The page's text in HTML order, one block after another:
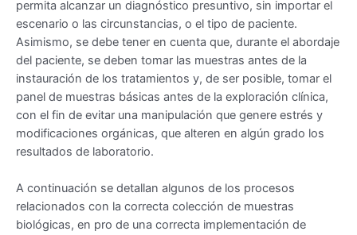
permita alcanzar un diagnóstico presuntivo, sin importar el
escenario o las circunstancias, o el tipo de paciente.
Asimismo, se debe tener en cuenta que, durante el abordaje
del paciente, se deben tomar las muestras antes de la
instauración de los tratamientos y, de ser posible, tomar el
panel de muestras básicas antes de la exploración clínica,
con el fin de evitar una manipulación que genere estrés y
modificaciones orgánicas, que alteren en algún grado los
resultados de laboratorio.
A continuación se detallan algunos de los procesos
relacionados con la correcta colección de muestras
biológicas, en pro de una correcta implementación de